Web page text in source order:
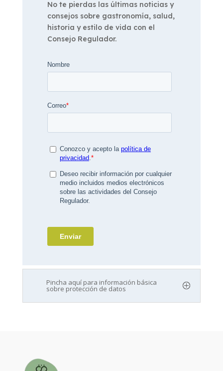
No te pierdas las últimas noticias y
consejos sobre gastronomía, salud,
historia y estilo de vida con el
Consejo Regulador.
Pincha aquí para información básica
sobre protección de datos